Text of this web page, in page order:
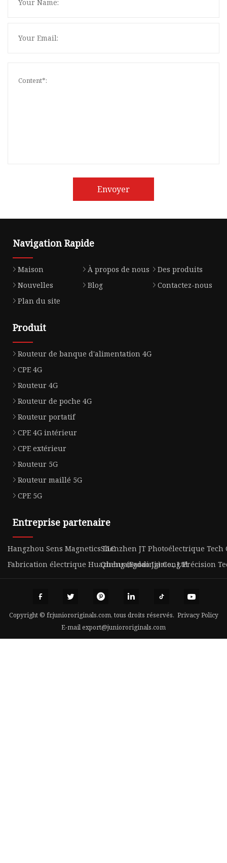
Envoyer
Navigation Rapide
Maison À propos de nous
Des produits
Nouvelles
Blog
Contactez-nous
Plan du site
Produit
Routeur de banque d'alimentation 4G
CPE 4G
Routeur 4G
Routeur de poche 4G
Routeur portatif
CPE 4G intérieur
CPE extérieur
Routeur 5G
Routeur maillé 5G
CPE 5G
Entreprise partenaire
Hangzhou Sens Magnetics LLCShenzhen JT Photoélectrique Tech
Fabrication électrique Huazheng (Baoding) Co., Ltd
Qinhuangdao Jiameng Précision
Copyright © fr.juniororiginals.com, tous droits réservés. Privacy Policy
E-mailexport@juniororiginals.com